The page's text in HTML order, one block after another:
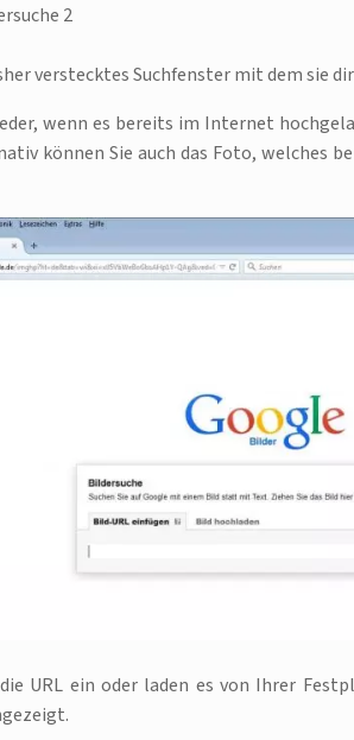
verstecktes Suchfenster mit dem sie
wenn es bereits im Internet
können Sie auch das Foto, welches
URL ein oder laden es von Ihrer